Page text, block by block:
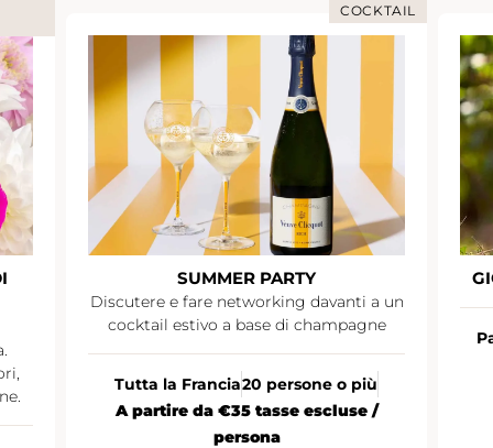
COCKTAIL
SUMMER PARTY
Discutere e fare networking davanti a un
cocktail estivo a base di champagne
Tutta la Francia20 persone o più
A partire da €35 tasse escluse /
persona